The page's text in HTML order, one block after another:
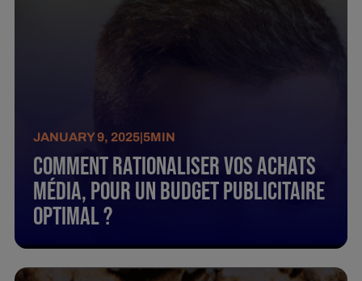
JANUARY 9, 2025|5MIN
Comment rationaliser vos achats
média, pour un budget publicitaire
optimal ?